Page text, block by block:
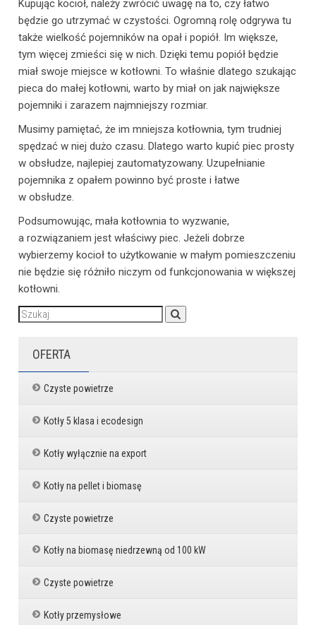
Kupując kocioł, należy zwrócić uwagę na to, czy łatwo
będzie go utrzymać w czystości. Ogromną rolę odgrywa tu
także wielkość pojemników na opał i popiół. Im większe,
tym więcej zmieści się w nich. Dzięki temu popiół będzie
miał swoje miejsce w kotłowni. To właśnie dlatego szukając
pieca do małej kotłowni, warto by miał on jak największe
pojemniki i zarazem najmniejszy rozmiar.
Musimy pamiętać, że im mniejsza kotłownia, tym trudniej
spędzać w niej dużo czasu. Dlatego warto kupić piec prosty
w obsłudze, najlepiej zautomatyzowany. Uzupełnianie
pojemnika z opałem powinno być proste i łatwe
w obsłudze.
Podsumowując, mała kotłownia to wyzwanie,
a rozwiązaniem jest właściwy piec. Jeżeli dobrze
wybierzemy kocioł to użytkowanie w małym pomieszczeniu
nie będzie się różniło niczym od funkcjonowania w większej
kotłowni.
OFERTA
Czyste powietrze
Kotły 5 klasa i ecodesign
Kotły wyłącznie na export
Kotły na pellet i biomasę
Czyste powietrze
Kotły na biomasę niedrzewną od 100 kW
Czyste powietrze
Kotły przemysłowe